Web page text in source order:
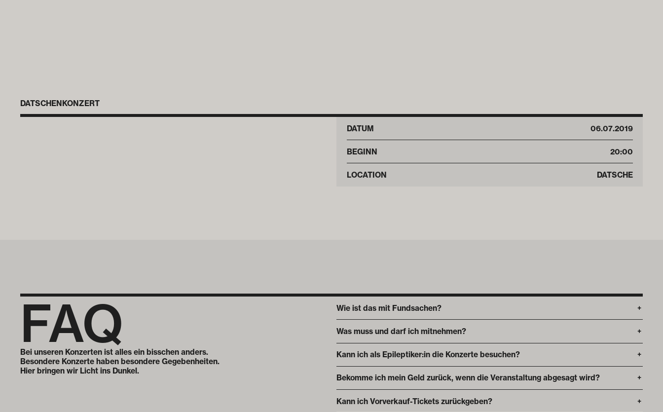
DATSCHENKONZERT
DATUM 06.07.2019
BEGINN 20:00
LOCATION DATSCHE
FAQ
Bei unseren Konzerten ist alles ein bisschen anders.
Besondere Konzerte haben besondere Gegebenheiten.
Hier bringen wir Licht ins Dunkel.
Wie ist das mit Fundsachen? +
Was muss und darf ich mitnehmen? +
Kann ich als Epileptiker:in die Konzerte besuchen? +
Bekomme ich mein Geld zurück, wenn die Veranstaltung abgesagt wird? +
Kann ich Vorverkauf-Tickets zurückgeben? +